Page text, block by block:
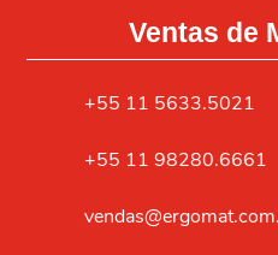
Ventas de
+55 11 5633.5021
+55 11 98280.6661